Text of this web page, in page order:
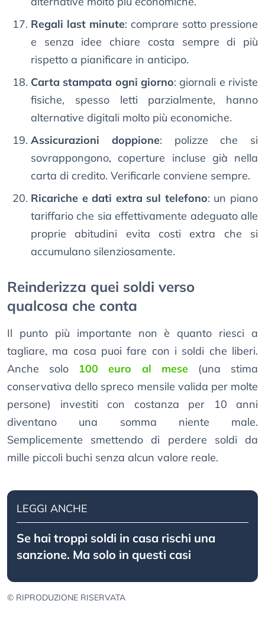
Regali last minute: comprare sotto pressione
e senza idee chiare costa sempre di più
rispetto a pianificare in anticipo.
Carta stampata ogni giorno: giornali e riviste
fisiche, spesso letti parzialmente, hanno
alternative digitali molto più economiche.
Assicurazioni doppione: polizze che si
sovrappongono, coperture incluse già nella
carta di credito. Verificarle conviene sempre.
Ricariche e dati extra sul telefono: un piano
tariffario che sia effettivamente adeguato alle
proprie abitudini evita costi extra che si
accumulano silenziosamente.
Reinderizza quei soldi verso
qualcosa che conta
Il punto più importante non è quanto riesci a
tagliare, ma cosa puoi fare con i soldi che liberi.
Anche solo 100 euro al mese(una stima
conservativa dello spreco mensile valida per molte
persone) investiti con costanza per 10 anni
diventano una somma niente male.
Semplicemente smettendo di perdere soldi da
mille piccoli buchi senza alcun valore reale.
LEGGI ANCHE
Se hai troppi soldi in casa rischi una
sanzione. Ma solo in questi casi
© RIPRODUZIONE RISERVATA